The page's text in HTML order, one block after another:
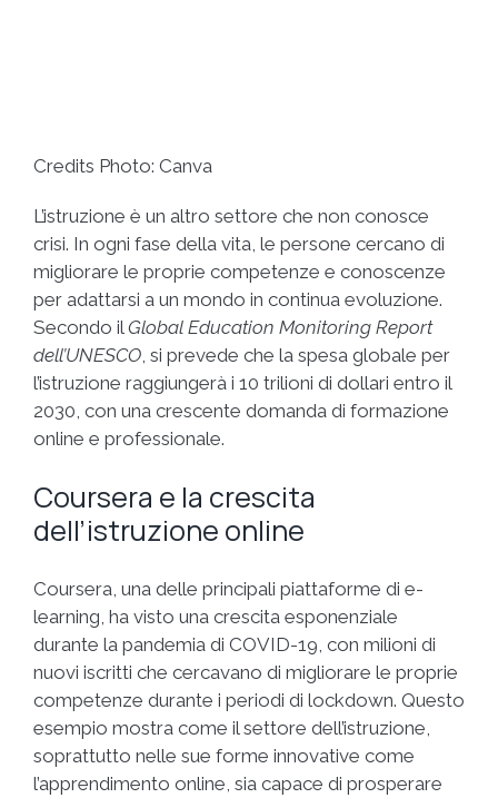
Credits Photo: Canva
L’istruzione è un altro settore che non conosce
crisi. In ogni fase della vita, le persone cercano di
migliorare le proprie competenze e conoscenze
per adattarsi a un mondo in continua evoluzione.
Secondo il Global Education Monitoring Report
dell’UNESCO , si prevede che la spesa globale per
l’istruzione raggiungerà i 10 trilioni di dollari entro il
2030, con una crescente domanda di formazione
online e professionale.
Coursera e la crescita
dell’istruzione online
Coursera, una delle principali piattaforme di e-
learning, ha visto una crescita esponenziale
durante la pandemia di COVID-19, con milioni di
nuovi iscritti che cercavano di migliorare le proprie
competenze durante i periodi di lockdown. Questo
esempio mostra come il settore dell’istruzione,
soprattutto nelle sue forme innovative come
l’apprendimento online, sia capace di prosperare